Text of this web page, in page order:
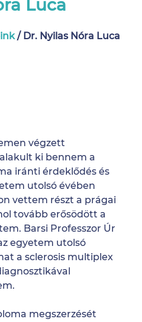
Luca
/Dr. Nyilas Nóra Luca
végzett
ki bennem a
iránti érdeklődés és
utolsó évében
vettem részt a prágai
tovább erősödött a
Barsi Professzor Úr
egyetem utolsó
a sclerosis multiplex
megszerzését